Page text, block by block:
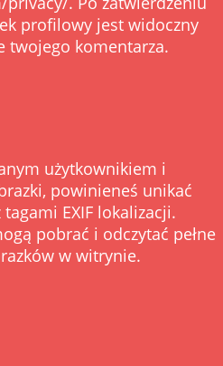
profilowy jest widoczny
twojego komentarza.
użytkownikiem i
powinieneś unikać
EXIF lokalizacji.
pobrać i odczytać pełne
w witrynie.